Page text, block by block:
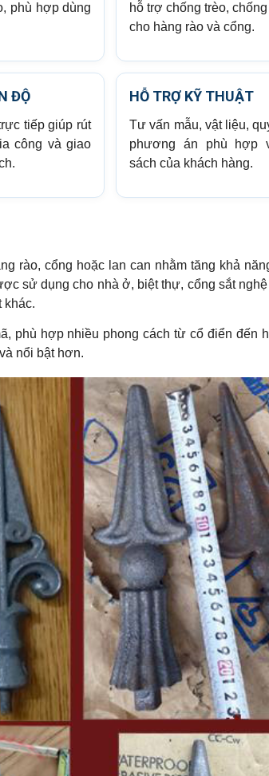
phù hợp dùng
hỗ trợ chống trèo,
cho hàng rào và cổng.
ĐỘ
tiếp giúp rút
công và giao
HỖ TRỢ KỸ THUẬT
Tư vấn mẫu, vật liệu,
phương án phù hợp
sách của khách hàng.
rào, cổng hoặc lan can nhằm tăng khả
sử dụng cho nhà ở, biệt thự, cổng sắt
khác.
phù hợp nhiều phong cách từ cổ điển đến
nổi bật hơn.